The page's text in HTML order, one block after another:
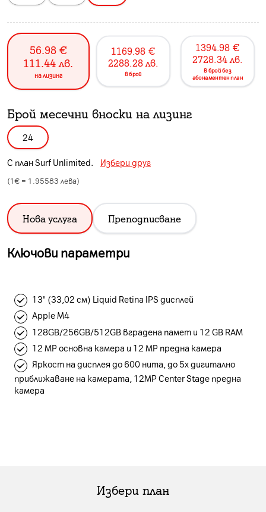
56.98 €
111.44 лв.
на лизинг
1169.98 €
2288.28 лв.
в брой
1394.98 €
2728.34 лв.
в брой без
абонаментен план
Брой месечни вноски на лизинг
24
С планSurf Unlimited. Избери друг
(1€ = 1.95583 лева)
Нова услуга Преподписване
Ключови параметри
13" (33,02 см) Liquid Retina IPS дисплей
Apple M4
128GB/256GB/512GB вградена памет и 12 GB RAM
12 MP основна камера и 12 MP предна камера
Яркост на дисплея до 600 нита, до 5x дигитално
приближаване на камерата, 12MP Center Stage предна
камера
Избери план